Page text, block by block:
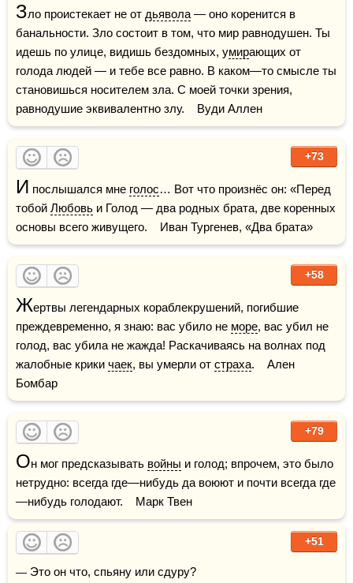
Зло проистекает не от дьявола — оно коренится в
банальности. Зло состоит в том, что мир равнодушен. Ты
идешь по улице, видишь бездомных, умирающих от
голода людей — и тебе все равно. В каком—то смысле ты
становишься носителем зла. С моей точки зрения,
равнодушие эквивалентно злу.    Вуди Аллен
+73
И послышался мне голос… Вот что произнёс он: «Перед
тобой Любовь и Голод — два родных брата, две коренных
основы всего живущего.    Иван Тургенев, «Два брата»
+58
Жертвы легендарных кораблекрушений, погибшие
преждевременно, я знаю: вас убило не море, вас убил не
голод, вас убила не жажда! Раскачиваясь на волнах под
жалобные крики чаек, вы умерли от страха.    Ален
Бомбар
+79
Он мог предсказывать войны и голод; впрочем, это было
нетрудно: всегда где—нибудь да воюют и почти всегда где
—нибудь голодают.    Марк Твен
+51
— Это он что, спьяну или сдуру?